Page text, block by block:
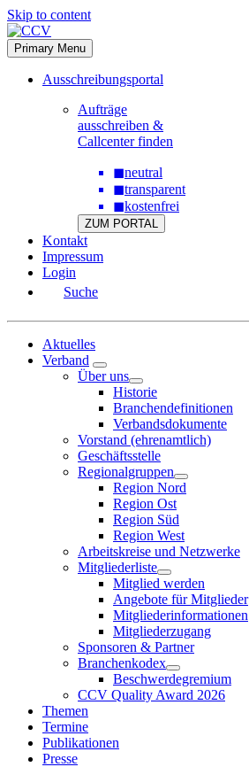
Skip to content
Primary Menu
Ausschreibungsportal
Aufträge
ausschreiben &
Callcenter finden
◼neutral
◼transparent
◼kostenfrei
ZUM PORTAL
Kontakt
Impressum
Login
Suche
Aktuelles
Verband
Über uns
Historie
Branchendefinitionen
Verbandsdokumente
Vorstand (ehrenamtlich)
Geschäftsstelle
Regionalgruppen
Region Nord
Region Ost
Region Süd
Region West
Arbeitskreise und Netzwerke
Mitgliederliste
Mitglied werden
Angebote für Mitglieder
Mitgliederinformationen
Mitgliederzugang
Sponsoren & Partner
Branchenkodex
Beschwerdegremium
CCV Quality Award 2026
Themen
Termine
Publikationen
Presse